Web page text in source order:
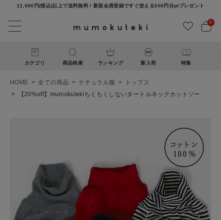
11,000円(税込)以上で送料無料 / 新規会員登録ですぐ使える500円分ptプレゼント
0
カテゴリ 商品検索 ランキング 新入荷 特集
ACCOUNT MENU
ようこそ ゲスト 様
HOME 全ての商品 ナチュラル服
トップス
【20%off】mumokutekiちくちくしないタートルネックカットソー